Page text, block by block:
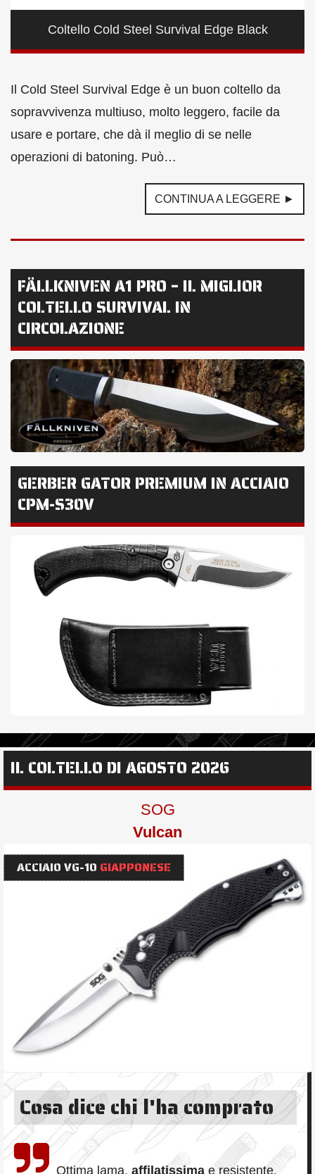
Coltello Cold Steel Survival Edge Black
Il Cold Steel Survival Edge è un buon coltello da
sopravvivenza multiuso, molto leggero, facile da
usare e portare, che dà il meglio di se nelle
operazioni di batoning. Può…
CONTINUA A LEGGERE ►
FÄLLKNIVEN A1 PRO – IL MIGLIOR
COLTELLO SURVIVAL IN
CIRCOLAZIONE
GERBER GATOR PREMIUM IN ACCIAIO
CPM-S30V
IL COLTELLO DI AGOSTO 2026
SOG
Vulcan
ACCIAIO VG-10 GIAPPONESE
Cosa dice chi l'ha comprato
Ottima lama, affilatissima e resistente.